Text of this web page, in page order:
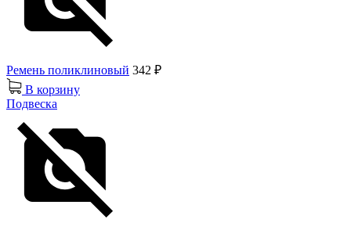
Ремень поликлиновый 342 ₽
В корзину
Подвеска